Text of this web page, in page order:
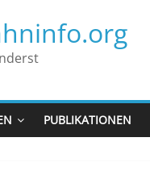
PUBLIKATIONEN